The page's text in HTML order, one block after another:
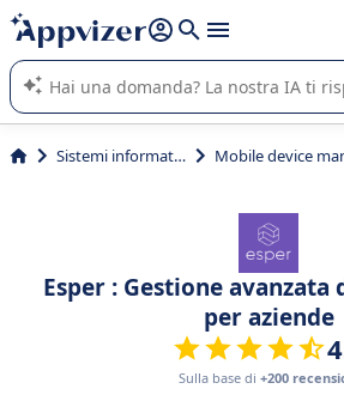
righe con
shift + enter
L'IA di Appvizer vi guida nell'utilizzo o nella
software SaaS per la vostra azienda.
Sistemi informativi
Esper : Gestione
per aziende
Sulla base di +200